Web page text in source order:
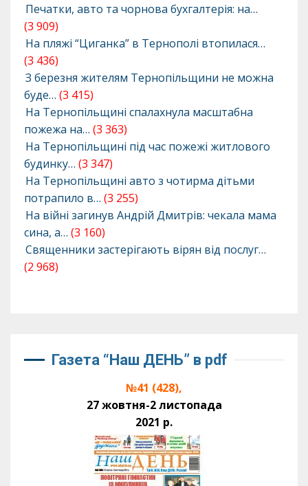
Печатки, авто та чорнова бухгалтерія: на…
(3 909)
На пляжі “Циганка” в Тернополі втопилася…
(3 436)
З березня жителям Тернопільщини не можна
буде… (3 415)
На Тернопільщині спалахнула масштабна
пожежа на… (3 363)
На Тернопільщині під час пожежі житлового
будинку… (3 347)
На Тернопільщині авто з чотирма дітьми
потрапило в… (3 255)
На війні загинув Андрій Дмитрів: чекала мама
сина, а… (3 160)
Священники застерігають вірян від послуг…
(2 968)
Газета “Наш ДЕНЬ” в pdf
№41 (428),
27 жовтня-2 листопада
2021 р.